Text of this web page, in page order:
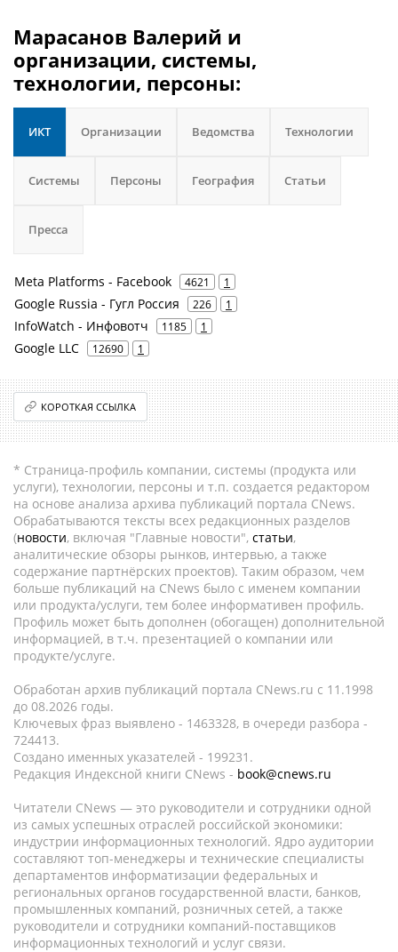
Марасанов Валерий и
организации, системы,
технологии, персоны:
ИКТ Организации Ведомства Технологии
Системы Персоны География Статьи
Пресса
Meta Platforms - Facebook 4621 1
Google Russia - Гугл Россия 226 1
InfoWatch - Инфовотч 1185 1
Google LLC 12690 1
КОРОТКАЯ ССЫЛКА
* Страница-профиль компании, системы (продукта или
услуги), технологии, персоны и т.п. создается редактором
на основе анализа архива публикаций портала CNews.
Обрабатываются тексты всех редакционных разделов
(новости, включая "Главные новости", статьи,
аналитические обзоры рынков, интервью, а также
содержание партнёрских проектов). Таким образом, чем
больше публикаций на CNews было с именем компании
или продукта/услуги, тем более информативен профиль.
Профиль может быть дополнен (обогащен) дополнительной
информацией, в т.ч. презентацией о компании или
продукте/услуге.
Обработан архив публикаций портала CNews.ru c 11.1998
до 08.2026 годы.
Ключевых фраз выявлено - 1463328, в очереди разбора -
724413.
Создано именных указателей - 199231.
Редакция Индексной книги CNews - book@cnews.ru
Читатели CNews — это руководители и сотрудники одной
из самых успешных отраслей российской экономики:
индустрии информационных технологий. Ядро аудитории
составляют топ-менеджеры и технические специалисты
департаментов информатизации федеральных и
региональных органов государственной власти, банков,
промышленных компаний, розничных сетей, а также
руководители и сотрудники компаний-поставщиков
информационных технологий и услуг связи.